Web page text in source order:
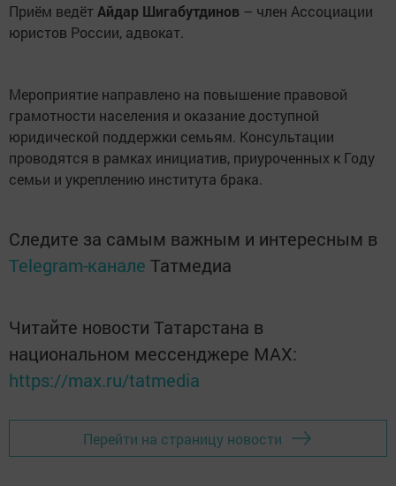
Приём ведётАйдар Шигабутдинов – член Ассоциации
юристов России, адвокат.
Мероприятие направлено на повышение правовой
грамотности населения и оказание доступной
юридической поддержки семьям. Консультации
проводятся в рамках инициатив, приуроченных к Году
семьи и укреплению института брака.
Следите за самым важным и интересным в
Telegram-канале Татмедиа
Читайте новости Татарстана в
национальном мессенджере MАХ:
https://max.ru/tatmedia
Перейти на страницу новости